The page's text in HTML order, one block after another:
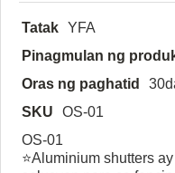
Tatak YFA
Pinagmulan ng
Oras ng paghatid
SKU
OS-01
OS-01
⭐Aluminium shutters